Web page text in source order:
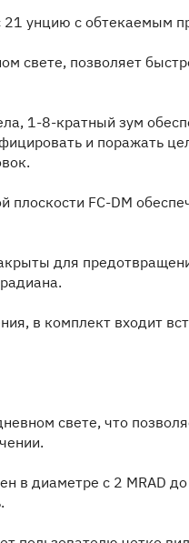
21 унцию с обтекаемым
свете, позволяет
1-8-кратный зум
и поражать
плоскости FC-DM
для
в комплект входит
свете, что
в диаметре с 2 MRAD